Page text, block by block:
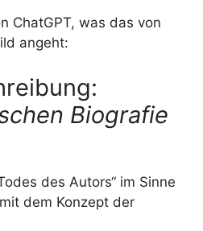
ChatGPT, was das von
angeht:
Biografie
des Autors“ im Sinne
dem Konzept der